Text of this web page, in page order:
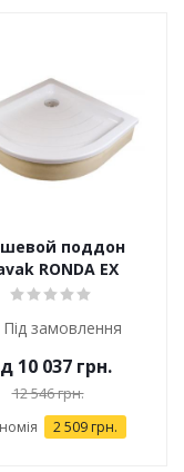
поддон
RONDA EX
Під замовлення
10 037 грн.
12 546 грн.
2 509 грн.